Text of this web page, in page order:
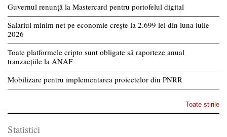
Guvernul renunță la Mastercard pentru portofelul digital
Salariul minim net pe economie crește la 2.699 lei din luna iulie
2026
Toate platformele cripto sunt obligate să raporteze anual
tranzacțiile la ANAF
Mobilizare pentru implementarea proiectelor din PNRR
Toate stirile
Statistici